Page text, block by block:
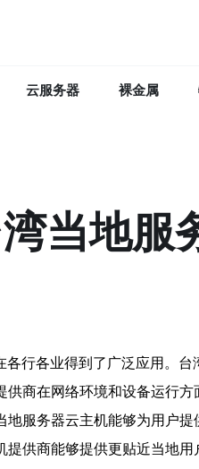
云服务器 裸金属
当地服
行各业得到了广泛应用。
商在网络环境和设备运行方
服务器云主机能够为用户提
供商能够提供更贴近当地用